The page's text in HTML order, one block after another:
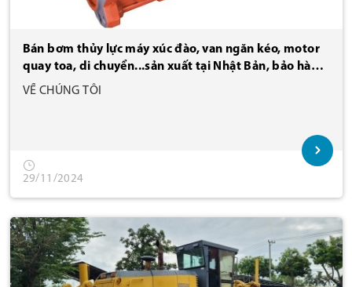
Bán bơm thủy lực máy xúc đào, van ngăn kéo, motor
quay toa, di chuyển...sản xuất tại Nhật Bản, bảo hành
3 năm hoặc 6000 giờ hoạt động
VỀ CHÚNG TÔI
29/11/2024